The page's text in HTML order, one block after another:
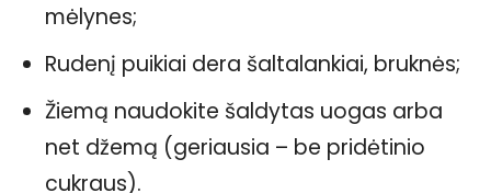
mėlynes;
Rudenį puikiai dera šaltalankiai, bruknės;
Žiemą naudokite šaldytas uogas arba
net džemą (geriausia – be pridėtinio
cukraus).